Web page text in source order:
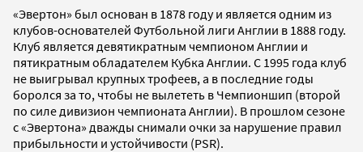
«Эвертон» был основан в 1878 году и является одним из
клубов-основателей Футбольной лиги Англии в 1888 году.
Клуб является девятикратным чемпионом Англии и
пятикратным обладателем Кубка Англии. С 1995 года клуб
не выигрывал крупных трофеев, а в последние годы
боролся за то, чтобы не вылететь в Чемпионшип (второй
по силе дивизион чемпионата Англии). В прошлом сезоне
с «Эвертона» дважды снимали очки за нарушение правил
прибыльности и устойчивости (PSR).